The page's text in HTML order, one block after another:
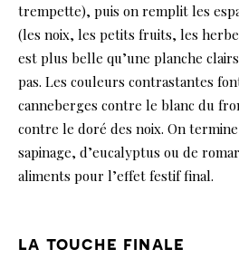
trempette), puis on remplit les
(les noix, les petits fruits, les
est plus belle qu’une planche
pas. Les couleurs contrastantes
canneberges contre le blanc du
contre le doré des noix. On
sapinage, d’eucalyptus ou de
aliments pour l’effet festif final.
la touche finale